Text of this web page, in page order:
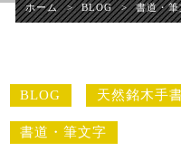
ホーム > BLOG > 書道・
BLOG 天然銘木手
書道・筆文字